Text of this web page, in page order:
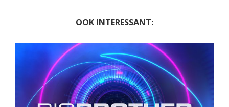
OOK INTERESSANT: